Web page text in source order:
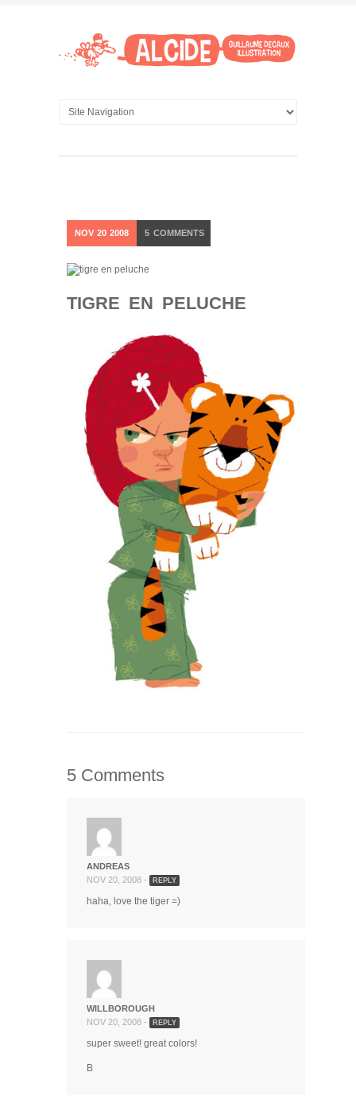
NOV 20 2008 5 COMMENTS
TIGRE EN PELUCHE
5 Comments
ANDREAS
NOV 20, 2008 -
REPLY
haha, love the tiger =)
WILLBOROUGH
NOV 20, 2008 -
REPLY
super sweet! great colors!
B